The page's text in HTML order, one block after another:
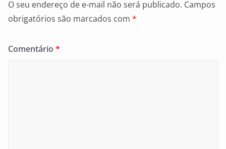
O seu endereço de e-mail não será publicado. Campos
obrigatórios são marcados com *
Comentário *